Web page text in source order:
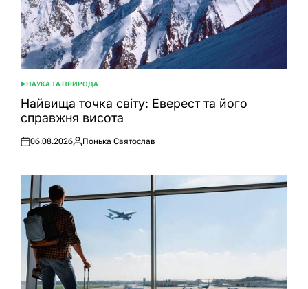
ОПУБЛІКУВАТИ
У
НАУКА ТА ПРИРОДА
Найвища точка світу: Еверест та його
справжня висота
Оприлюднено
06.08.2026
Опубліковано
Понька Святослав